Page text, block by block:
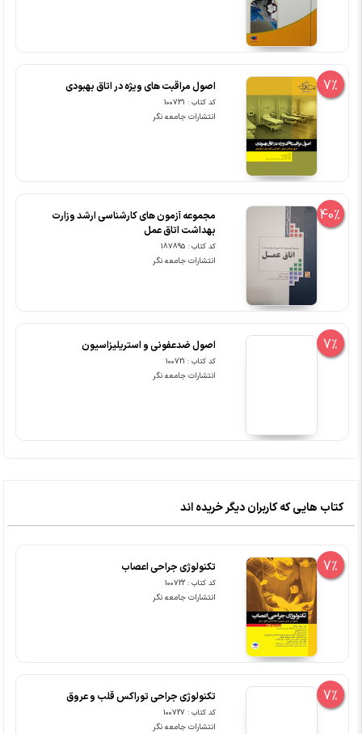
7% اصول مراقبت های ویژه در اتاق بهبودی
کد کتاب : 100731
انتشارات جامعه نگر
40%
مجموعه آزمون های کارشناسی ارشد وزارت
بهداشت اتاق عمل
کد کتاب : 187895
انتشارات جامعه نگر
7% اصول ضدعفونی و استریلیزاسیون
کد کتاب : 100721
انتشارات جامعه نگر
کتاب هایی که کاربران دیگر خریده اند
7% تکنولوژی جراحی اعصاب
کد کتاب : 100722
انتشارات جامعه نگر
7% تکنولوژی جراحی توراکس قلب و عروق
کد کتاب : 100727
انتشارات جامعه نگر